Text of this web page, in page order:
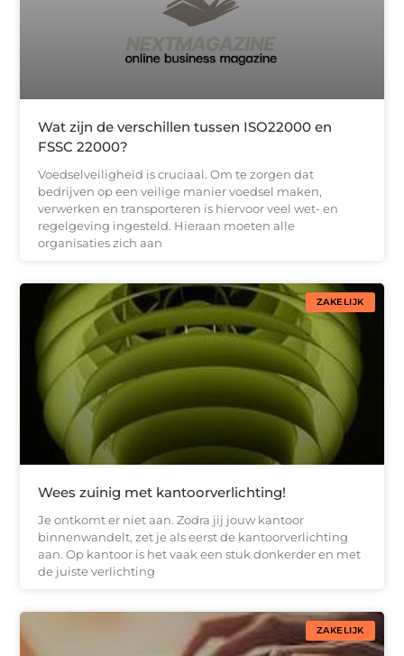
Wat zijn de verschillen tussen ISO22000 en
FSSC 22000?
Voedselveiligheid is cruciaal. Om te zorgen dat
bedrijven op een veilige manier voedsel maken,
verwerken en transporteren is hiervoor veel wet- en
regelgeving ingesteld. Hieraan moeten alle
organisaties zich aan
ZAKELIJK
Wees zuinig met kantoorverlichting!
Je ontkomt er niet aan. Zodra jij jouw kantoor
binnenwandelt, zet je als eerst de kantoorverlichting
aan. Op kantoor is het vaak een stuk donkerder en met
de juiste verlichting
ZAKELIJK